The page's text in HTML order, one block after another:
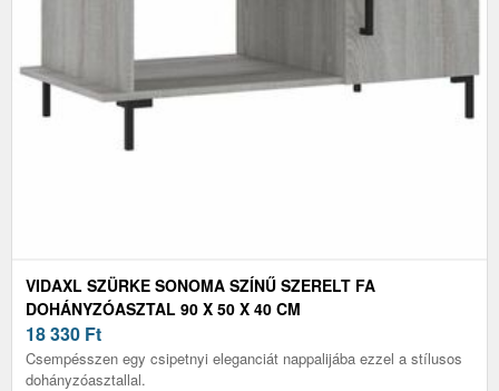
VIDAXL SZÜRKE SONOMA SZÍNŰ SZERELT FA
DOHÁNYZÓASZTAL 90 X 50 X 40 CM
18 330 Ft
Csempésszen egy csipetnyi eleganciát nappalijába ezzel a stílusos
dohányzóasztallal.